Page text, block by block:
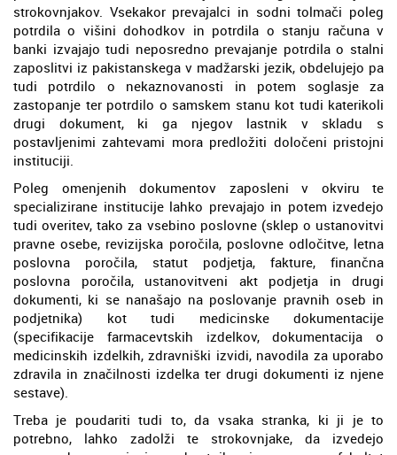
strokovnjakov. Vsekakor prevajalci in sodni tolmači poleg
potrdila o višini dohodkov in potrdila o stanju računa v
banki izvajajo tudi neposredno prevajanje potrdila o stalni
zaposlitvi iz pakistanskega v madžarski jezik, obdelujejo pa
tudi potrdilo o nekaznovanosti in potem soglasje za
zastopanje ter potrdilo o samskem stanu kot tudi katerikoli
drugi dokument, ki ga njegov lastnik v skladu s
postavljenimi zahtevami mora predložiti določeni pristojni
instituciji.
Poleg omenjenih dokumentov zaposleni v okviru te
specializirane institucije lahko prevajajo in potem izvedejo
tudi overitev, tako za vsebino poslovne (sklep o ustanovitvi
pravne osebe, revizijska poročila, poslovne odločitve, letna
poslovna poročila, statut podjetja, fakture, finančna
poslovna poročila, ustanovitveni akt podjetja in drugi
dokumenti, ki se nanašajo na poslovanje pravnih oseb in
podjetnika) kot tudi medicinske dokumentacije
(specifikacije farmacevtskih izdelkov, dokumentacija o
medicinskih izdelkih, zdravniški izvidi, navodila za uporabo
zdravila in značilnosti izdelka ter drugi dokumenti iz njene
sestave).
Treba je poudariti tudi to, da vsaka stranka, ki ji je to
potrebno, lahko zadolži te strokovnjake, da izvedejo